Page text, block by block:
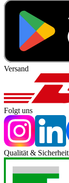
Versand
Folgt uns
Qualität & Sicherheit